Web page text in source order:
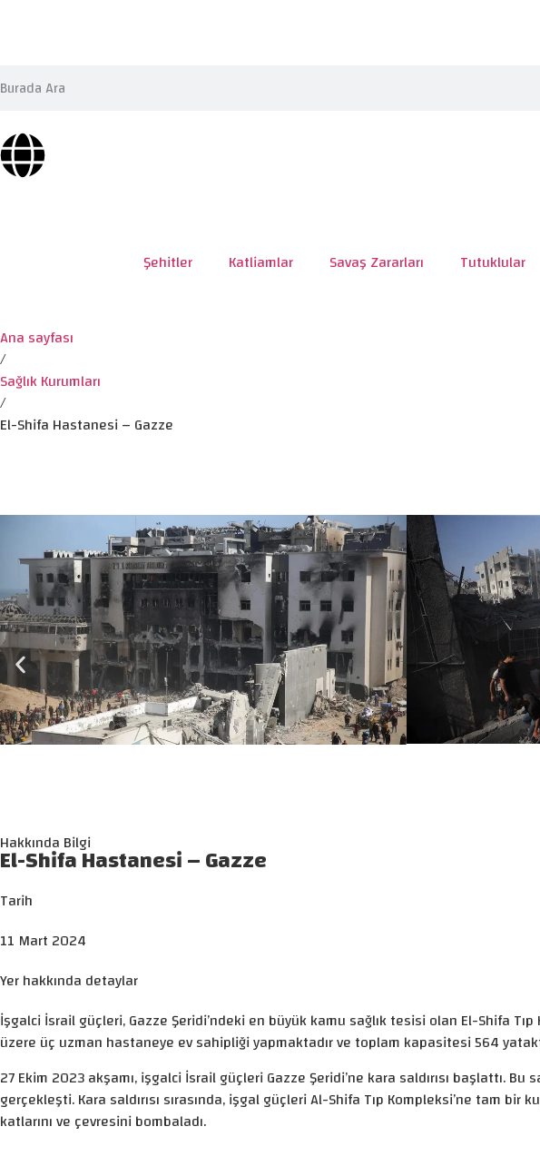
Şehitler Katliamlar Savaş Zararları Tutuklular
Ana sayfası
/
Sağlık Kurumları
/
El-Shifa Hastanesi – Gazze
Hakkında Bilgi
El-Shifa Hastanesi – Gazze
Tarih
11 Mart 2024
Yer hakkında detaylar
İşgalci İsrail güçleri, Gazze Şeridi’ndeki en büyük kamu sağlık tesisi olan El-Shifa
üzere üç uzman hastaneye ev sahipliği yapmaktadır ve toplam kapasitesi 564
27 Ekim 2023 akşamı, işgalci İsrail güçleri Gazze Şeridi’ne kara saldırısı başlattı.
gerçekleşti. Kara saldırısı sırasında, işgal güçleri Al-Shifa Tıp Kompleksi’ne tam
katlarını ve çevresini bombaladı.